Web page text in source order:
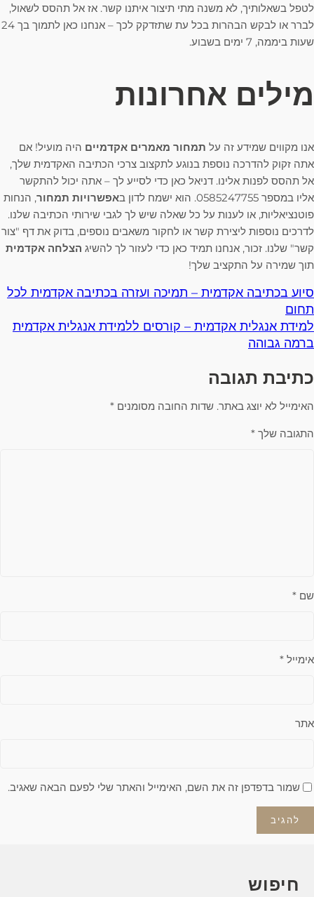
לטפל בשאלותיך, לא משנה מתי תיצור איתנו קשר. אז אל תהסס לשאול,
לברר או לבקש הבהרות בכל עת שתזדקק לכך – אנחנו כאן לתמוך בך 24
שעות ביממה, 7 ימים בשבוע.
מילים אחרונות
אנו מקווים שמידע זה על תמחור מאמרים אקדמיים היה מועיל! אם
אתה זקוק להדרכה נוספת בנוגע לתקצוב צרכי הכתיבה האקדמית שלך,
אל תהסס לפנות אלינו. דניאל כאן כדי לסייע לך – אתה יכול להתקשר
אליו במספר 0585247755. הוא ישמח לדון ב
אפשרויות תמחור, הנחות
פוטנציאליות, או לענות על כל שאלה שיש לך לגבי שירותי הכתיבה שלנו.
לדרכים נוספות ליצירת קשר או לחקור משאבים נוספים, בדוק את דף "צור
קשר" שלנו. זכור, אנחנו תמיד כאן כדי לעזור לך להשיג הצלחה אקדמית
תוך שמירה על התקציב שלך!
סיוע בכתיבה אקדמית – תמיכה ועזרה בכתיבה אקדמית לכל
תחום
למידת אנגלית אקדמית – קורסים ללמידת אנגלית אקדמית
ברמה גבוהה
כתיבת תגובה
האימייל לא יוצג באתר. שדות החובה מסומנים *
התגובה שלך *
שם *
אימייל *
אתר
שמור בדפדפן זה את השם, האימייל והאתר שלי לפעם הבאה שאגיב.
חיפוש